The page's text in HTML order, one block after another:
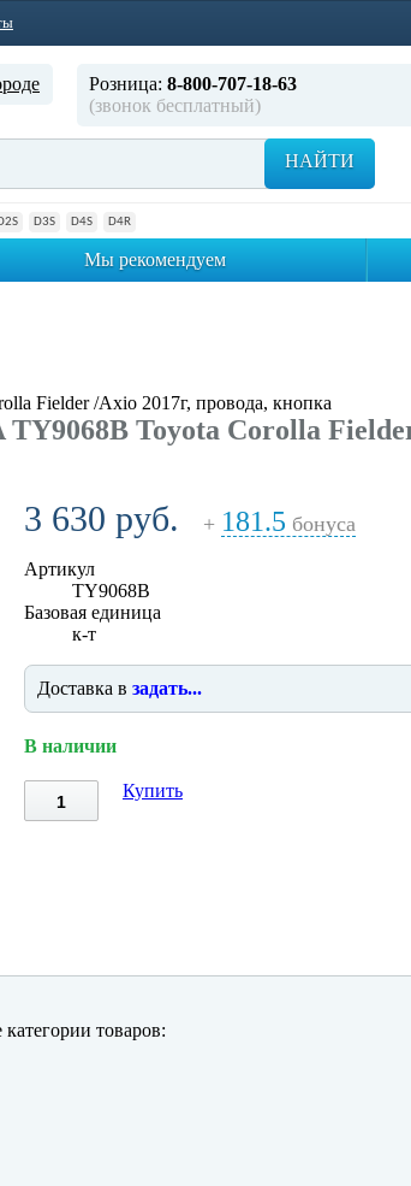
Розница: 8-800-707-18-63
(звонок бесплатный)
НАЙТИ
D3S D4S D4R
Мы рекомендуем
Fielder /Axio 2017г, провода, кнопка
Toyota Corolla Fielder
3 630 руб. + 181.5 бонуса
Артикул
TY9068B
Базовая единица
к-т
Доставка в задать...
В наличии
Купить
товаров: